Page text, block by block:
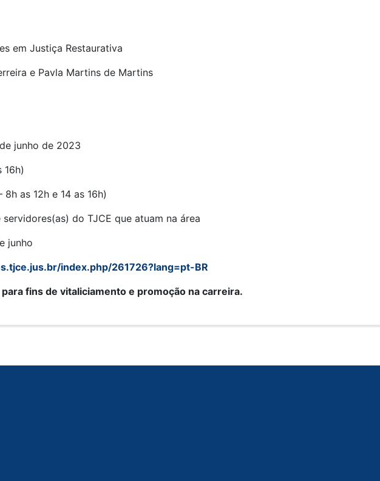
em Justiça Restaurativa
e Pavla Martins de Martins
junho de 2023
16h)
8h as 12h e 14 as 16h)
do TJCE que atuam na área
junho
index.php/261726?lang=pt-BR
fins de vitaliciamento e promoção na carreira.